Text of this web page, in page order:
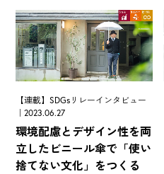
【連載】SDGsリレーインタビュー
｜2023.06.27
環境配慮とデザイン性を両
立したビニール傘で「使い
捨てない文化」をつくる